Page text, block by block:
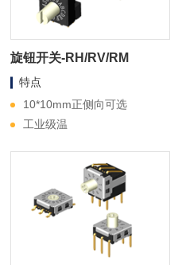
旋钮开关-RH/RV/RM
特点
10*10mm正侧向可选
工业级温